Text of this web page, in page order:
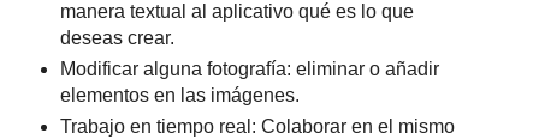
manera textual al aplicativo qué es lo que
deseas crear.
Modificar alguna fotografía: eliminar o añadir
elementos en las imágenes.
Trabajo en tiempo real: Colaborar en el mismo